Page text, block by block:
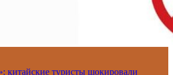
китайские туристы шокировали